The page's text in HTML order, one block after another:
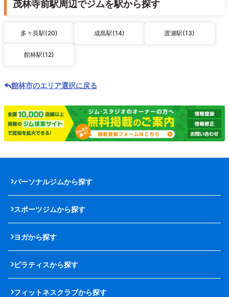
茂林寺前駅周辺でジムを駅から探す
多々良駅(20) 成島駅(14) 渡瀬駅(13)
館林駅(12)
館林市のエリア選択に戻る
パーソナルジムから探す
スポーツジムから探す
ヨガから探す
ピラティスから探す
フィットネスクラブから探す